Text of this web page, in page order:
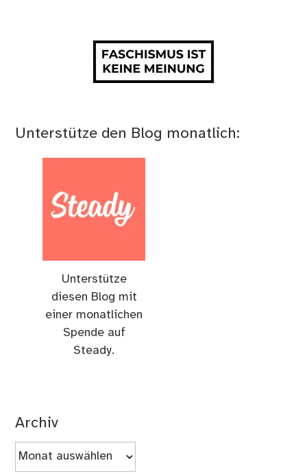
Unterstütze den Blog monatlich:
Unterstütze
diesen Blog mit
einer monatlichen
Spende auf
Steady.
Archiv
Archiv